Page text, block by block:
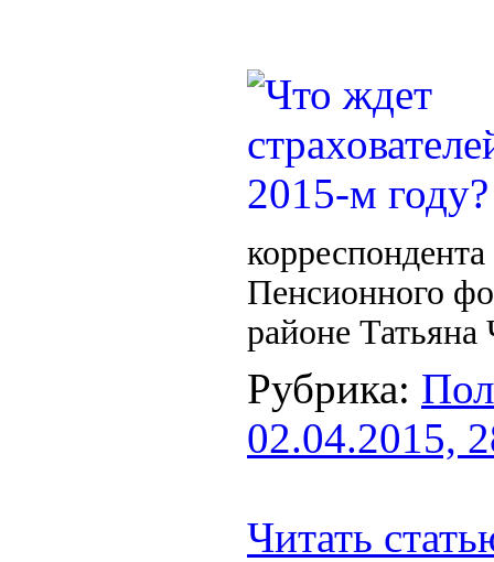
Пенсионного
районе Татьяна
Рубрика:
02.04.2015,
Читать